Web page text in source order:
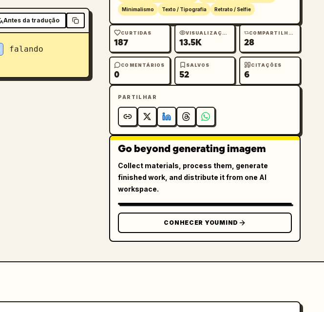
Antes da tradução
falando
Minimalismo Texto / Tipografia Retrato / Selfie
CURTIDAS
187
VISUALIZAÇÕES
13.5K
COMPARTILHAMENTOS
28
COMENTÁRIOS
0
SALVOS
52
CITAÇÕES
6
PARTILHAR
Go beyond generating imagem
Collect materials, process them, generate
finished work, and distribute it from one AI
workspace.
CONHECER YOUMIND